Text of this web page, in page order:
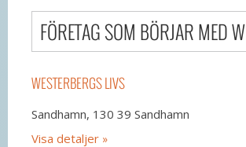
FÖRETAG SOM BÖRJAR MED W
WESTERBERGS LIVS
Sandhamn, 130 39 Sandhamn
Visa detaljer